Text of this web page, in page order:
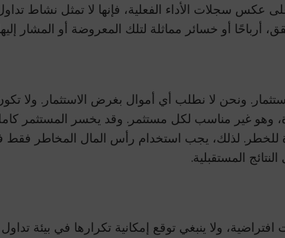
عكس سجلات الأداء الفعلية، فإنها لا تمثل نشاط
أو خسائر مماثلة لتلك المعروضة أو المشار
ونحن لا نطلب أي أموال بغرض الاستثمار.
وهو غير مناسب لكل مستثمر. وقد يخسر المستثمر كامل
لذلك، يجب استخدام رأس المال المخاطر فقط في
المستقبلية.